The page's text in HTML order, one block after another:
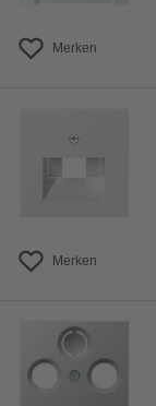
Merken
Merken